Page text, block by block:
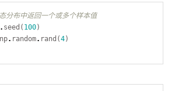
分布中返回一个或多个样本值
seed( 100
. random. rand(4